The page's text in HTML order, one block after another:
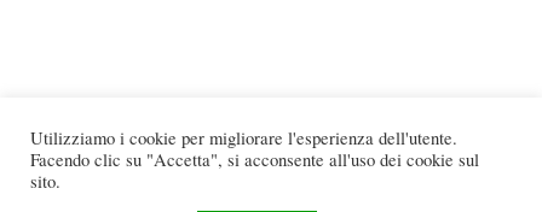
© 2026
Utilizziamo i cookie per migliorare l'esperienza dell'utente.
Facendo clic su "Accetta", si acconsente all'uso dei cookie sul
sito.